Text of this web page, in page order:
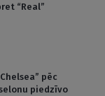
“Real”
pēc
piedzīvo